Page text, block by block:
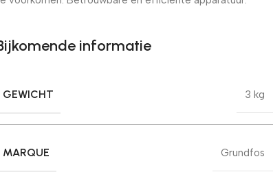
informatie
GEWICHT 3 kg
MARQUE Grundfos